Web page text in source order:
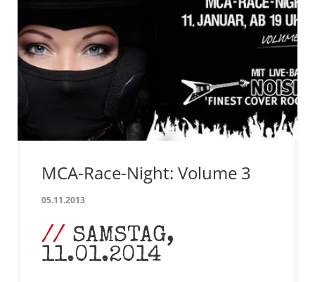
MCA-Race-Night: Volume 3
05.11.2013
SAMSTAG,
11.01.2014